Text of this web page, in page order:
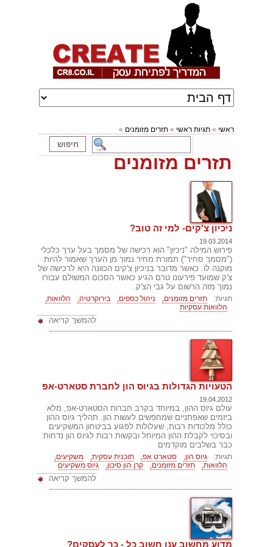
ראשי » תגיות ראשי » תזרים מזומנים »
תזרים מזומנים
ניכיון צ'קים- למי זה טוב?
19.03.2014
פירוש המילה "ניכיון" הוא רכישה של מסמך בעל ערך כלכלי
("מסמך סחיר") תמורת מחיר נמוך מן הערך שאמור להיות
מוקנה לו. כאשר מדובר בניכיון צ'קים הכוונה היא לרכישה של
צ'ק שמועד פירעונו טרם הגיע כאשר הסכום המשולם עבורו
נמוך מזה הרשום על גבי הצ'ק.
תגיות: תזרים מזומנים, ניהול כספים, בירוקרטיה,
הלוואות,
הלוואות עסקיות
להמשך קריאה
הטעויות הגדולות בגיוס הון לחברת סטארט-אפ
19.04.2012
עולם גיוס ההון, במיוחד בקרב חברות הסטארט-אפ, מלא
ביזמים שאפתניים שמחפשים לעשות הון. תהליך גיוס ההון
כולל מלכודות רבות, שעלולות לפגוע בביטחון המשקיעים
ובסיכוי לקבלת ההון המיוחל ובקשות רבות לגיוס הון נדחות
כבר בשלבים מוקדמים
תגיות: גיוס הון, סטארט אפ, תוכנית עסקית,
משקיעים,
הלוואות,
תזרים מזומנים, קרן הון סיכון, גיוס משקיעים
להמשך קריאה
מדוע מחשוב ענן חשוב כל - כך לעסקים?